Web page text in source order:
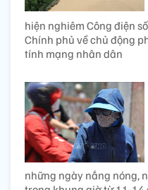
hiện nghiêm Công điện
Chính phủ về chủ động
tính mạng nhân dân
những ngày nắng nóng,